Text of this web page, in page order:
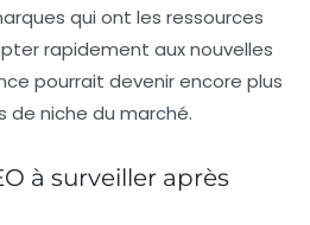
qui ont les ressources
rapidement aux nouvelles
pourrait devenir encore plus
de niche du marché.
à surveiller après